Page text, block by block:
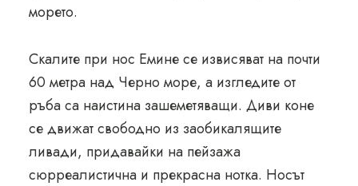
морето.
Скалите при нос Емине се извисяват на почти
60 метра над Черно море, а изгледите от
ръба са наистина зашеметяващи. Диви коне
се движат свободно из заобикалящите
ливади, придавайки на пейзажа
сюрреалистична и прекрасна нотка. Носът